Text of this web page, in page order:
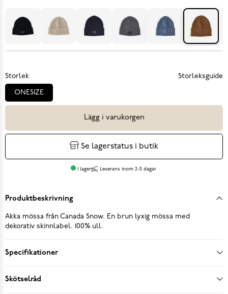
Storlek Storleksguide
ONESIZE
Lägg i varukorgen
Se lagerstatus i butik
I lager Leverans inom 2-5 dagar
Produktbeskrivning
Akka mössa från Canada Snow. En brun lyxig mössa med
dekorativ skinnlabel. 100% ull.
Specifikationer
Skötselråd